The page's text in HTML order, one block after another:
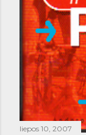
liepos 10, 2007